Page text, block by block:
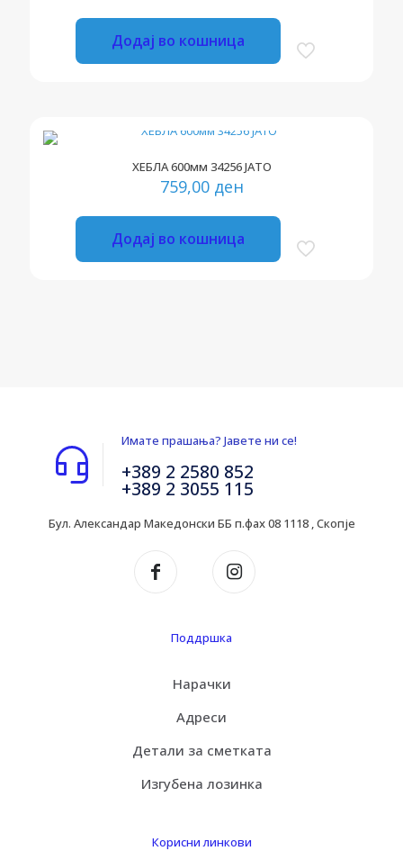
Додај во кошница
ХЕБЛА 600мм 34256 ЈАТО
759,00 ден
Додај во кошница
Имате прашања? Јавете ни се!
+389 2 2580 852
+389 2 3055 115
Бул. Александар Македонски ББ п.фах 08 1118 , Скопје
Поддршка
Нарачки
Адреси
Детали за сметката
Изгубена лозинка
Корисни линкови